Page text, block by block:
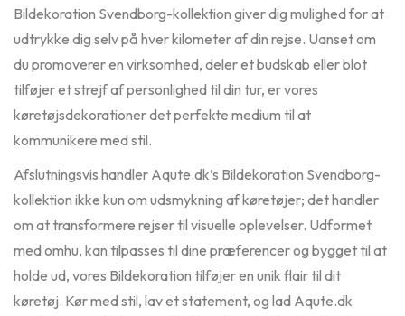
Bildekoration Svendborg-kollektion giver dig mulighed for at
udtrykke dig selv på hver kilometer af din rejse. Uanset om
du promoverer en virksomhed, deler et budskab eller blot
tilføjer et strejf af personlighed til din tur, er vores
køretøjsdekorationer det perfekte medium til at
kommunikere med stil.
Afslutningsvis handler Aqute.dk’s Bildekoration Svendborg-
kollektion ikke kun om udsmykning af køretøjer; det handler
om at transformere rejser til visuelle oplevelser. Udformet
med omhu, kan tilpasses til dine præferencer og bygget til at
holde ud, vores Bildekoration tilføjer en unik flair til dit
køretøj. Kør med stil, lav et statement, og lad Aqute.dk